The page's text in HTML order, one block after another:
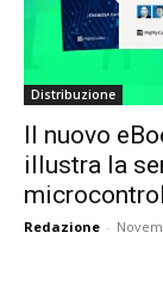
Distribuzione
Il nuovo
illustra la
Redazione -